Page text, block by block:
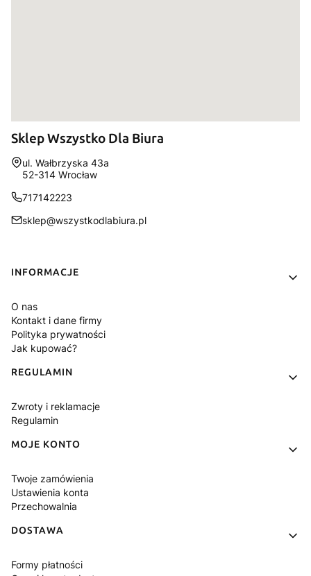
Sklep Wszystko Dla Biura
Adres:
ul. Wałbrzyska 43a
52-314 Wrocław
717142223
sklep@wszystkodlabiura.pl
Linki w stopce
INFORMACJE
O nas
Kontakt i dane firmy
Polityka prywatności
Jak kupować?
REGULAMIN
Zwroty i reklamacje
Regulamin
MOJE KONTO
Twoje zamówienia
Ustawienia konta
Przechowalnia
DOSTAWA
Formy płatności